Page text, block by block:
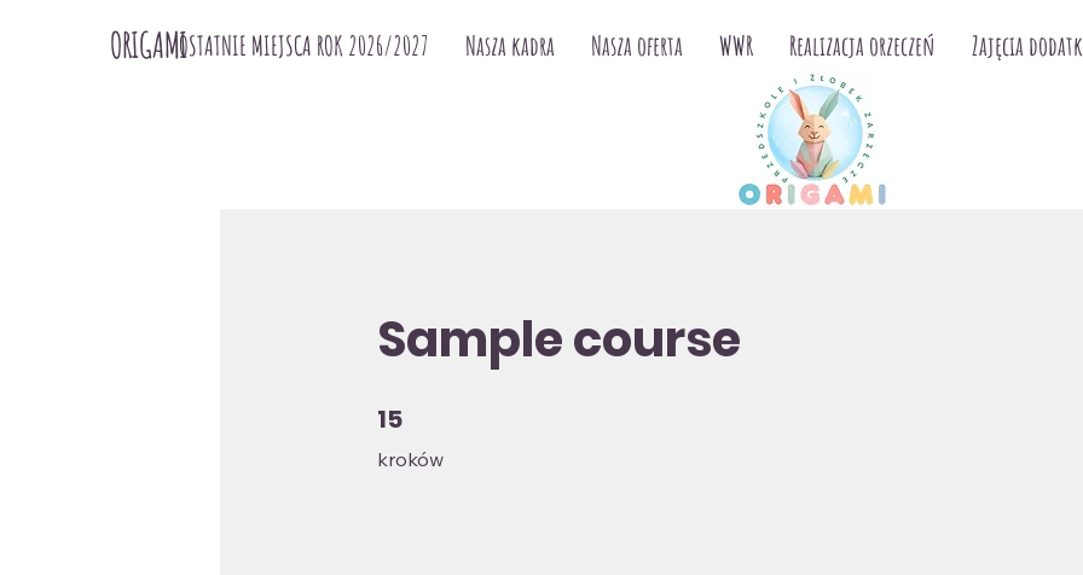
ORIGAMIOSTATNIE MIEJSCA ROK 2026/2027 Nasza kadra Nasza oferta WWR Realizacja orzeczeń Zajęcia
Sample course
15
kroków
15 kroków